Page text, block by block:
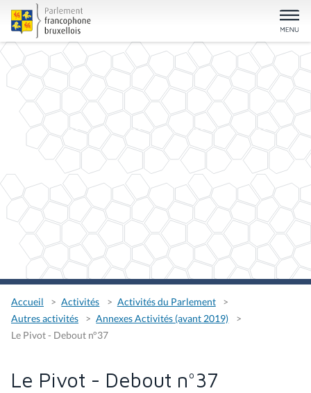
Accueil Activités
Activités du Parlement
Autres activités
Annexes Activités (avant 2019)
Le Pivot - Debout n°37
Le Pivot - Debout n°37